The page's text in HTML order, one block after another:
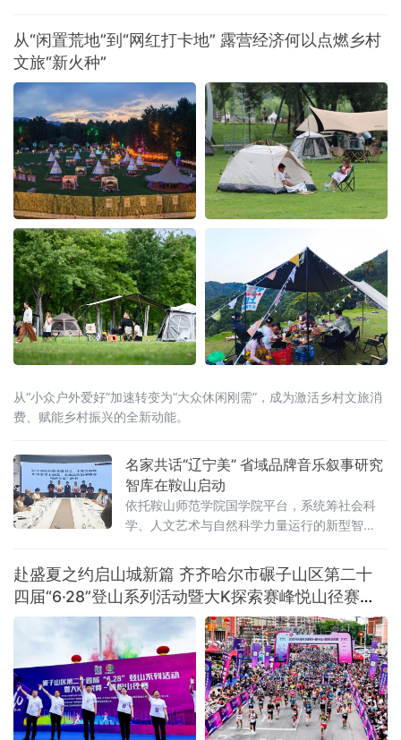
地道齐市烤肉，感受这座城市独有的市井韵味
与待客温情。
从“闲置荒地”到“网红打卡地” 露营经济何以点燃乡村
文旅“新火种”
从“小众户外爱好”加速转变为“大众休闲刚需”，成为激活乡村文旅消
费、赋能乡村振兴的全新动能。
名家共话“辽宁美” 省域品牌音乐叙事研究
智库在鞍山启动
依托鞍山师范学院国学院平台，系统筹社会科
学、人文艺术与自然科学力量运行的新型智
围绕新大众文艺、古典音乐、传统文化、地域
文化及诵读传播五大方向深耕细作，着力补齐
国内音乐叙事系统化研究短板，形成有组织科
研模式。
赴盛夏之约启山城新篇 齐齐哈尔市碾子山区第二十
四届“6·28”登山系列活动暨大K探索赛峰悦山径赛激
情开赛